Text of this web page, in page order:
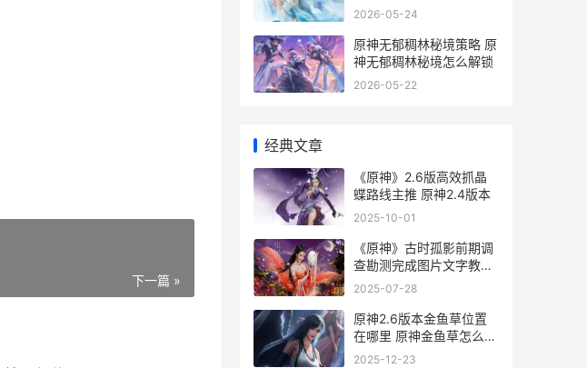
下一篇 »
2026-05-24
原神无郁稠林秘境策略 原
神无郁稠林秘境怎么解锁
2026-05-22
经典文章
《原神》2.6版高效抓晶
蝶路线主推 原神2.4版本
2025-10-01
《原神》古时孤影前期调
查勘测完成图片文字教程
原神孤瓦
2025-07-28
原神2.6版本金鱼草位置
在哪里 原神金鱼草怎么获
得
2025-12-23